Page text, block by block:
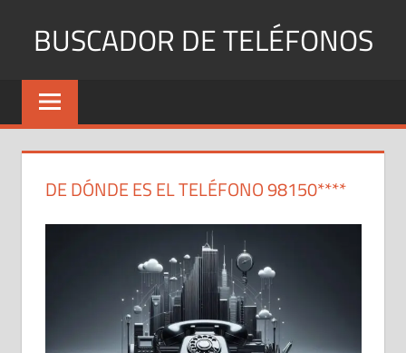
BUSCADOR DE TELÉFONOS
Identifica
Números
y
DE DÓNDE ES EL TELÉFONO 98150****